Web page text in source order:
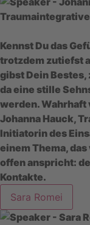
Kennst Du das
trotzdem zutiefst
gibst Dein
da eine stille
werden. Wahrhaft
Johanna Hauck,
Initiatorin des
einem Thema,
offen anspricht:
Kontakte.
Sara Romei